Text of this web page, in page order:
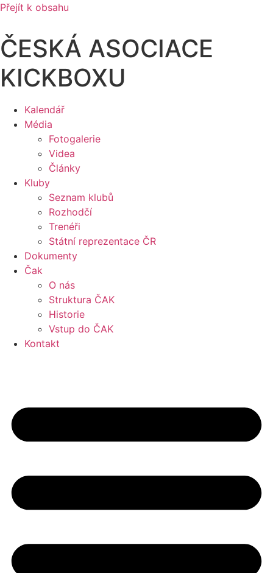
Přejít k obsahu
ČESKÁ ASOCIACE
KICKBOXU
Kalendář
Média
Fotogalerie
Videa
Články
Kluby
Seznam klubů
Rozhodčí
Trenéři
Státní reprezentace ČR
Dokumenty
Čak
O nás
Struktura ČAK
Historie
Vstup do ČAK
Kontakt